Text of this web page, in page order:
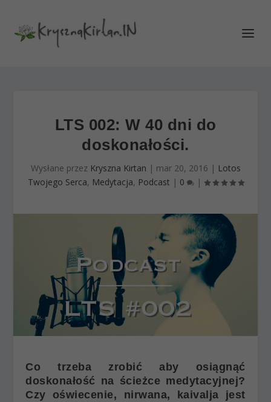
LTS 002: W 40 dni do
doskonałości.
Wysłane przez Kryszna Kirtan | mar 20, 2016 | Lotos
Twojego Serca, Medytacja, Podcast | 0 |
Co trzeba zrobić aby osiągnąć
doskonałość na ścieżce medytacyjnej?
Czy oświecenie, nirwana, kaivalja jest